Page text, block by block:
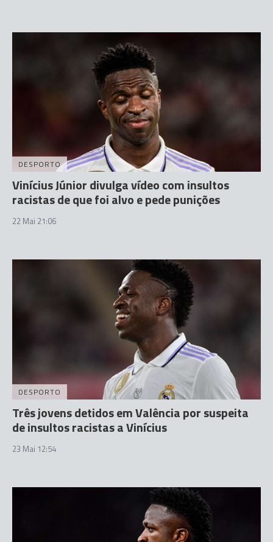
DESPORTO
Vinícius Júnior divulga vídeo com insultos
racistas de que foi alvo e pede punições
22 Mai 21:06
DESPORTO
Três jovens detidos em Valência por suspeita
de insultos racistas a Vinícius
23 Mai 12:54